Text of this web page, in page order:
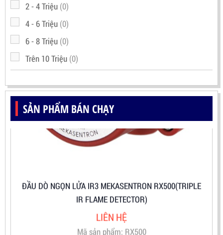
2 - 4 Triệu (0)
4 - 6 Triệu (0)
6 - 8 Triệu (0)
Trên 10 Triệu (0)
SẢN PHẨM BÁN CHẠY
ĐẦU DÒ NGỌN LỬA IR3 MEKASENTRON RX500(TRIPLE
LIÊN HỆ
Mã sản phẩm: RX500